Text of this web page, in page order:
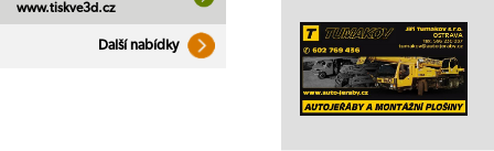
www.tiskve3d.cz
Další nabídky